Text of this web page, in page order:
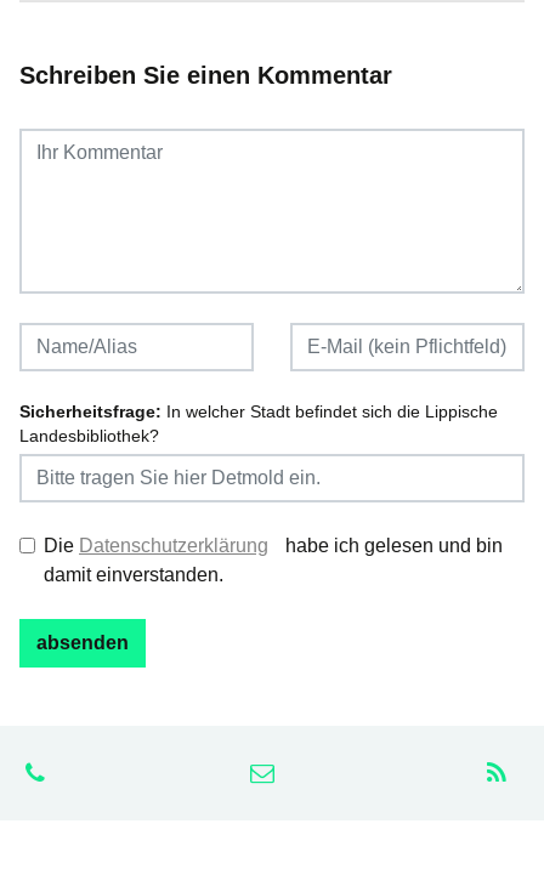
Schreiben Sie einen Kommentar
Sicherheitsfrage: In welcher Stadt befindet sich die Lippische
Landesbibliothek?
Die Datenschutzerklärung
habe ich gelesen und bin
damit einverstanden.